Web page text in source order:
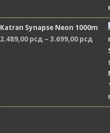
Katran Synapse Neon 1000m
2.489,00 рсд – 3.699,00 рсд